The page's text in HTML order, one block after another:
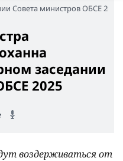
Совета министров ОБСЕ 2025
заседании
2025
воздерживаться от